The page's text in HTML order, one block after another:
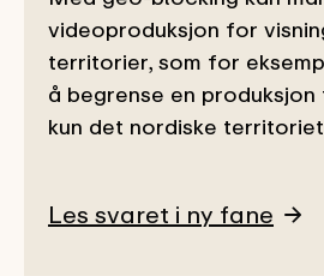
videoproduksjon for
territorier, som for
å begrense en
kun det nordiske
Les svaret i ny fane